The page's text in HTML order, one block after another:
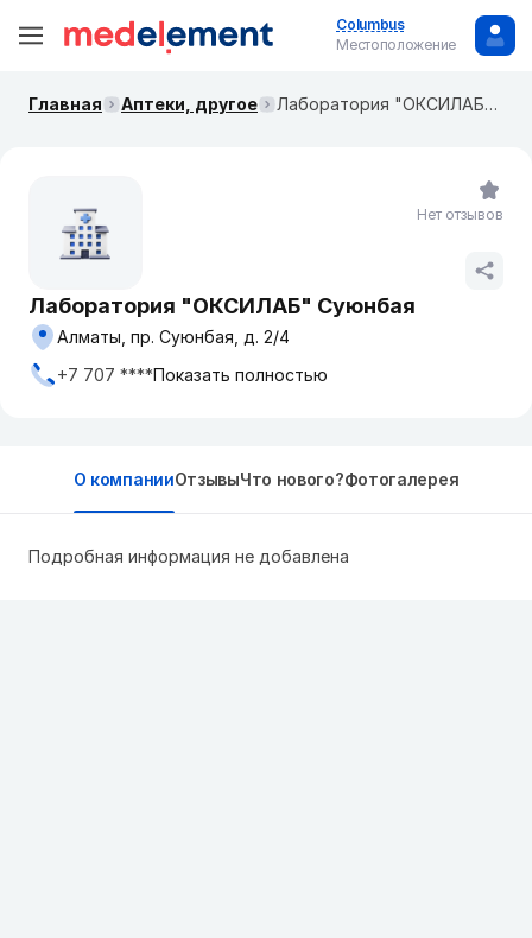
Columbus
Местоположение
Главная Аптеки, другое Лаборатория "ОКСИЛАБ" Суюнбая
Лаборатория "ОКСИЛАБ" Суюнбая
Алматы, пр. Суюнбая, д. 2/4
+7 707 ****Показать полностью
Нет отзывов
О компанииОтзывыЧто нового?Фотогалерея
Подробная информация не добавлена